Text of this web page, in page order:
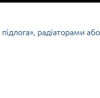
радіаторами